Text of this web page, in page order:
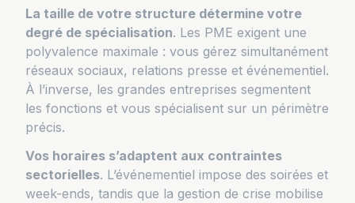
La taille de votre structure détermine votre
degré de spécialisation. Les PME exigent une
polyvalence maximale : vous gérez simultanément
réseaux sociaux, relations presse et événementiel.
À l’inverse, les grandes entreprises segmentent
les fonctions et vous spécialisent sur un périmètre
précis.
Vos horaires s’adaptent aux contraintes
sectorielles. L’événementiel impose des soirées et
week-ends, tandis que la gestion de crise mobilise